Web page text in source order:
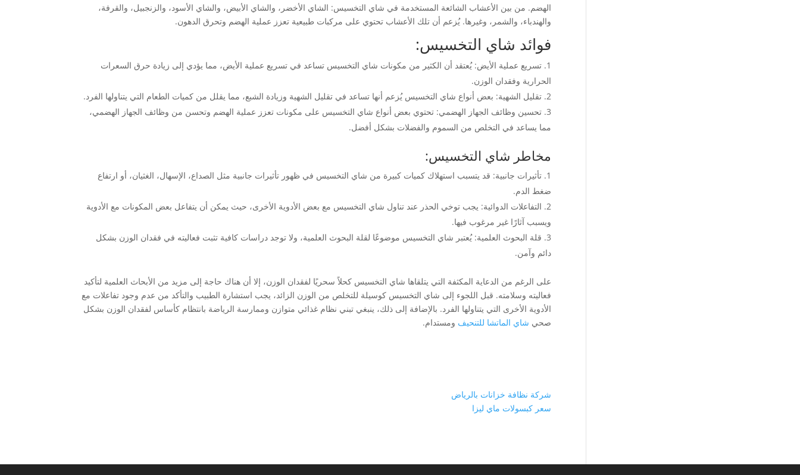
الهضم. من بين الأعشاب الشائعة المستخدمة في شاي التخسيس: الشاي الأخضر، والشاي الأبيض، والشاي الأسود، والزنجبيل، والقرفة،
والهندباء، والشمر، وغيرها. يُزعم أن تلك الأعشاب تحتوي على مركبات طبيعية تعزز عملية الهضم وتحرق الدهون.
فوائد شاي التخسيس:
تسريع عملية الأيض: يُعتقد أن الكثير من مكونات شاي التخسيس تساعد في تسريع عملية الأيض، مما يؤدي إلى زيادة حرق السعرات
الحرارية وفقدان الوزن.
تقليل الشهية: بعض أنواع شاي التخسيس يُزعم أنها تساعد في تقليل الشهية وزيادة الشبع، مما يقلل من كميات الطعام التي يتناولها الفرد.
تحسين وظائف الجهاز الهضمي: تحتوي بعض أنواع شاي التخسيس على مكونات تعزز عملية الهضم وتحسن من وظائف الجهاز الهضمي،
مما يساعد في التخلص من السموم والفضلات بشكل أفضل.
مخاطر شاي التخسيس:
تأثيرات جانبية: قد يتسبب استهلاك كميات كبيرة من شاي التخسيس في ظهور تأثيرات جانبية مثل الصداع، الإسهال، الغثيان، أو ارتفاع
ضغط الدم.
التفاعلات الدوائية: يجب توخي الحذر عند تناول شاي التخسيس مع بعض الأدوية الأخرى، حيث يمكن أن يتفاعل بعض المكونات مع الأدوية
ويسبب آثارًا غير مرغوب فيها.
قلة البحوث العلمية: يُعتبر شاي التخسيس موضوعًا لقلة البحوث العلمية، ولا توجد دراسات كافية تثبت فعاليته في فقدان الوزن بشكل
دائم وآمن.
على الرغم من الدعاية المكثفة التي يتلقاها شاي التخسيس كحلاً سحريًا لفقدان الوزن، إلا أن هناك حاجة إلى مزيد من الأبحاث العلمية لتأكيد
فعاليته وسلامته. قبل اللجوء إلى شاي التخسيس كوسيلة للتخلص من الوزن الزائد، يجب استشارة الطبيب والتأكد من عدم وجود تفاعلات مع
الأدوية الأخرى التي يتناولها الفرد. بالإضافة إلى ذلك، ينبغي تبني نظام غذائي متوازن وممارسة الرياضة بانتظام كأساس لفقدان الوزن بشكل
صحي شاي الماتشا للتنحيف ومستدام.
شركة نظافة خزانات بالرياض
سعر كبسولات ماي ليزا